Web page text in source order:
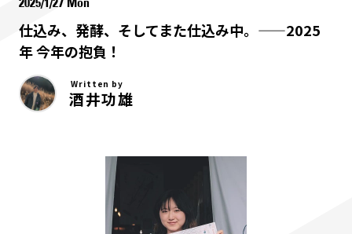
仕込み、発酵、そしてまた仕込み中。——2025
年 今年の抱負！
Written by
酒井功雄